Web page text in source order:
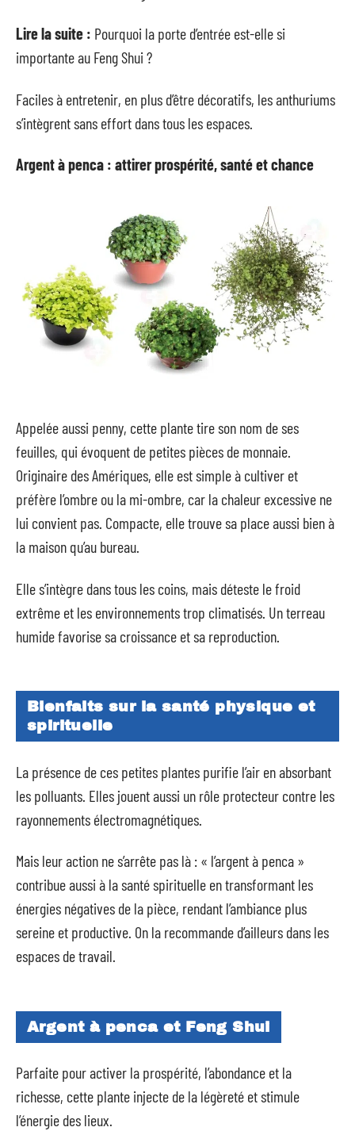
Lire la suite : Pourquoi la porte d’entrée est-elle si
importante au Feng Shui ?
Faciles à entretenir, en plus d’être décoratifs, les anthuriums
s’intègrent sans effort dans tous les espaces.
Argent à penca : attirer prospérité, santé et chance
Appelée aussi penny, cette plante tire son nom de ses
feuilles, qui évoquent de petites pièces de monnaie.
Originaire des Amériques, elle est simple à cultiver et
préfère l’ombre ou la mi-ombre, car la chaleur excessive ne
lui convient pas. Compacte, elle trouve sa place aussi bien à
la maison qu’au bureau.
Elle s’intègre dans tous les coins, mais déteste le froid
extrême et les environnements trop climatisés. Un terreau
humide favorise sa croissance et sa reproduction.
Bienfaits sur la santé physique et
spirituelle
La présence de ces petites plantes purifie l’air en absorbant
les polluants. Elles jouent aussi un rôle protecteur contre les
rayonnements électromagnétiques.
Mais leur action ne s’arrête pas là : « l’argent à penca »
contribue aussi à la santé spirituelle en transformant les
énergies négatives de la pièce, rendant l’ambiance plus
sereine et productive. On la recommande d’ailleurs dans les
espaces de travail.
Argent à penca et Feng Shui
Parfaite pour activer la prospérité, l’abondance et la
richesse, cette plante injecte de la légèreté et stimule
l’énergie des lieux.